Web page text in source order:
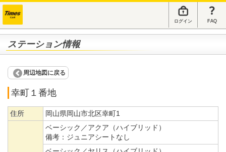
ログイン FAQ
ステーション情報
周辺地図に戻る
幸町１番地
住所 岡山県岡山市北区幸町1
ベーシック／アクア（ハイブリッド）
備考： ジュニアシートなし